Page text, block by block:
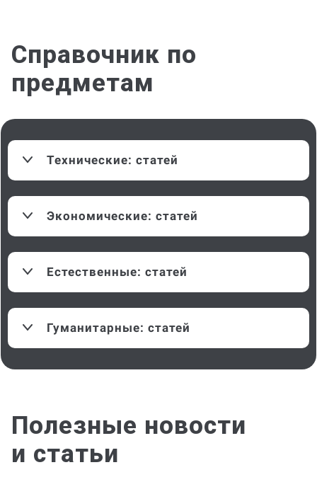
Справочник по
предметам
Технические: статей
Экономические: статей
Естественные: статей
Гуманитарные: статей
Полезные новости
и статьи